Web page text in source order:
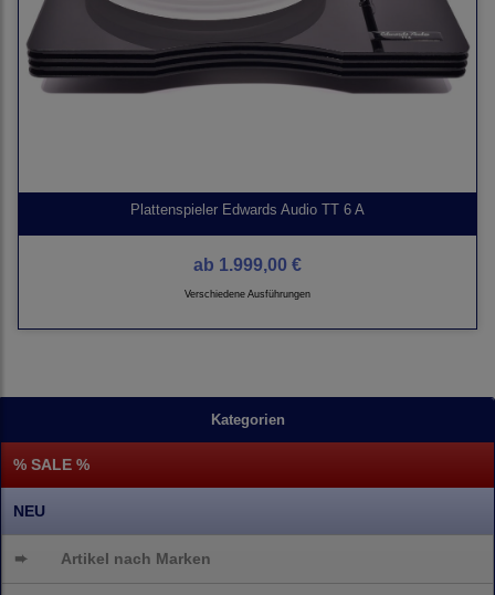
Kategorien
% SALE %
NEU
➨ Artikel nach Marken
Plattenspieler Edwards Audio TT 6 A
ab 1.999,00 €
Verschiedene Ausführungen